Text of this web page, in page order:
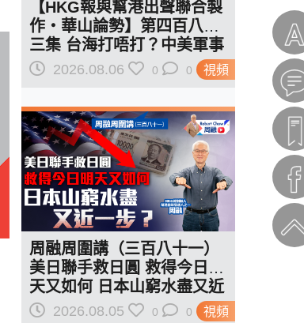
視頻
【HKG報與幫港出聲聯合製
作‧華山論勢】第四百八十
三集 台海打唔打？中美軍事
已全面部署 2028年1月台灣
2026.08.06 0 0
視頻
周融周圍講（三百八十一）
美日聯手救日圓 救得今日明
天又如何 日本山窮水盡又近
一步？2026.08.05 0 0